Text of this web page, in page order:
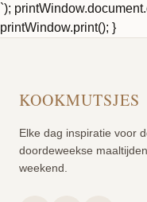
`);
printWindow.print(); }
KOOKMUTSJES
Elke dag inspiratie voor
doordeweekse
weekend.